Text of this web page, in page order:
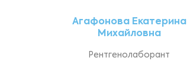
Агафонова Екатерина
Михайловна
Рентгенолаборант